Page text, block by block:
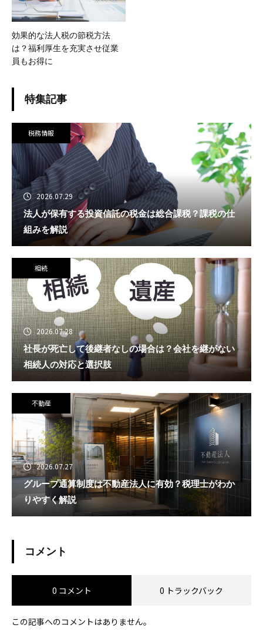
効果的な法人税の節税方法
は？福利厚生を充実させ従業
員もお得に
特集記事
税務情報
2026.07.29
法人が保有する投資信託の税金は総合課税？課税の仕
組みを解説
相続
2026.07.28
社長が死亡して後継者なしの場合は？会社を継がない
相続人の対応と選択肢
不動産
2026.07.27
グループ通算制度は不動産法人に有効？税理士がわか
りやすく解説
コメント
0 コメント 0 トラックバック
この記事へのコメントはありません。